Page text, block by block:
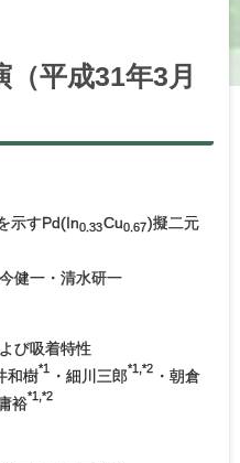
（平成31年3月
示すPd(In0.33Cu0.67)擬二元
健一・清水研一
び吸着特性
和樹*1 ・細川三郎*1,*2
・朝倉
裕*1,*2